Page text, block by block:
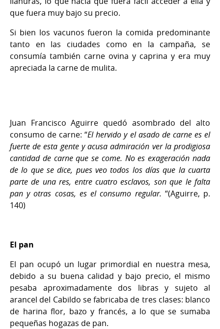
que fuera muy bajo su precio.
Si bien los vacunos fueron la comida predominante
tanto en las ciudades como en la campaña, se
consumía también carne ovina y caprina y era muy
apreciada la carne de mulita.
Juan Francisco Aguirre quedó asombrado del alto
consumo de carne: “El hervido y el asado de carne es el
fuerte de esta gente y acusa admiración ver la prodigiosa
cantidad de carne que se come. No es exageración nada
de lo que se dice, pues veo todos los días que la cuarta
parte de una res, entre cuatro esclavos, son que le falta
pan y otras cosas, es el consumo regular. “(Aguirre, p.
140)
El pan
El pan ocupó un lugar primordial en nuestra mesa,
debido a su buena calidad y bajo precio, el mismo
pesaba aproximadamente dos libras y sujeto al
arancel del Cabildo se fabricaba de tres clases: blanco
de harina flor, bazo y francés, a lo que se sumaba
pequeñas hogazas de pan.